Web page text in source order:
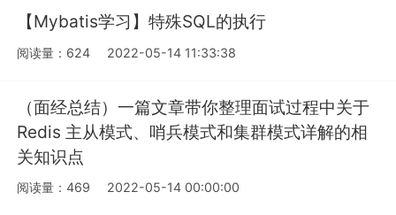
【Mybatis学习】特殊SQL的执行
阅读量：624 2022-05-14 11:33:38
（面经总结）一篇文章带你整理面试过程中关于
Redis 主从模式、哨兵模式和集群模式详解的相
关知识点
阅读量：469 2022-05-14 00:00:00